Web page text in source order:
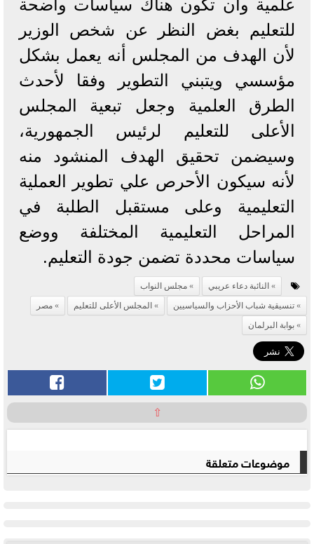
علمية وأن تكون هناك سياسات واضحة
للتعليم بغض النظر عن شخص الوزير
لأن الهدف من المجلس أنه يعمل بشكل
مؤسسي ويتبني التطوير وفقا لأحدث
الطرق العلمية وجعل تبعية المجلس
الأعلى للتعليم لرئيس الجمهورية،
وسيضمن تحقيق الهدف المنشود منه
لأنه سيكون الأحرص علي تطوير العملية
التعليمية وعلى مستقبل الطلبة في
المراحل التعليمية المختلفة ووضع
سياسات محددة تضمن جودة التعليم.
النائبة دعاء عريبي
مجلس النواب
تنسيقية شباب الأحزاب والسياسيين
المجلس الأعلى للتعليم
مصر
بوابة البرلمان
⇧
موضوعات متعلقة